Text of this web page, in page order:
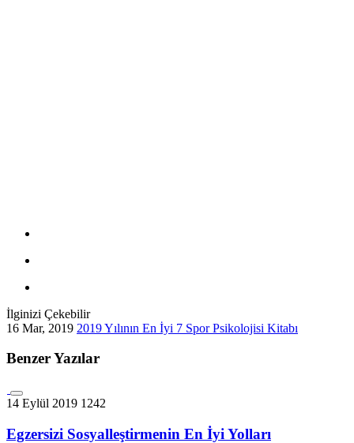
İlginizi Çekebilir
16 Mar, 2019 2019 Yılının En İyi 7 Spor Psikolojisi Kitabı
Benzer Yazılar
14 Eylül 2019 1242
Egzersizi Sosyalleştirmenin En İyi Yolları